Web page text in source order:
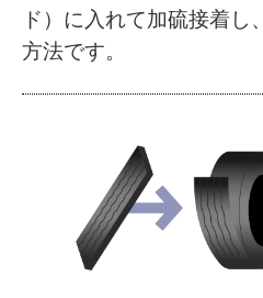
ド）に入れて加硫接着し
方法です。